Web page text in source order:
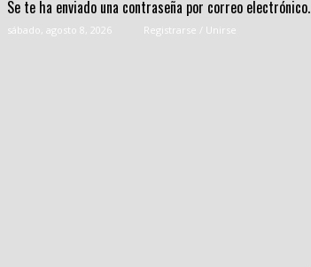
Se te ha enviado una contraseña por correo electrónico.
sábado, agosto 8, 2026 Registrarse / Unirse